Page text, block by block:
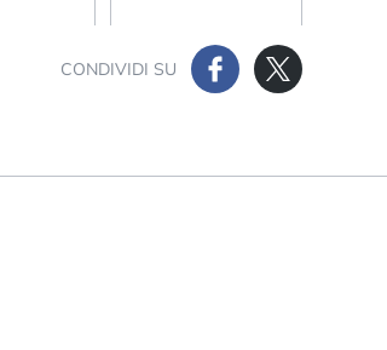
CONDIVIDI SU